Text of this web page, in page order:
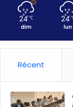
24 ℃
dim
24
lun
Récent